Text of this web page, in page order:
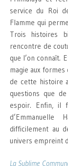
service du Roi
Flamme qui
Trois histoires
rencontre de
que l’on connaît.
magie aux
de cette histoire
questions que
espoir. Enfin, il
difficilement au
univers empreint
La Sublime